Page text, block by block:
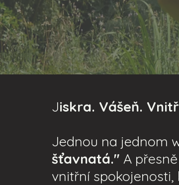
Jiskra. Vášeň.
Jednou na jednom
šťavnatá." A
vnitřní